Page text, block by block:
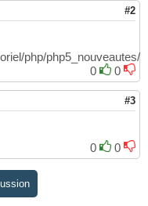
#2
php/php5_nouveautes/
0
0
#3
0
0